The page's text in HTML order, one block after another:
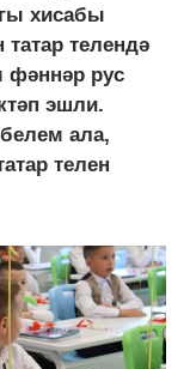
хисабы
татар телендә
фәннәр рус
эшли.
ала,
телен